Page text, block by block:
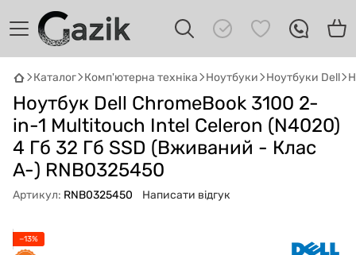
Каталог Комп'ютерна техніка Ноутбуки Ноутбуки Dell
Ноутбук Dell ChromeBook 3100 2-
in-1 Multitouch Intel Celeron (N4020)
4 Гб 32 Гб SSD (Вживаний - Клас
A-) RNB0325450
Артикул: RNB0325450 Написати відгук
−13%
GAZIK AI
Онлайн · пошук техніки
Привіт! 👋 Я Gazik AI — допоможу
підібрати вживану комп'ютерну техніку.
Що шукаєш?